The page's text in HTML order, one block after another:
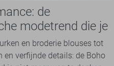
de
modetrend die je
overal ziet
en broderie blouses tot
en verfijnde details: de Boho